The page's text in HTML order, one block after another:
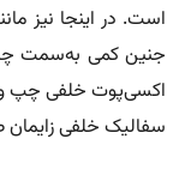
است. در اینجا نیز
جنین کمی به‌سمت
اکسی‌پوت خلفی چپ
سفالیک خلفی